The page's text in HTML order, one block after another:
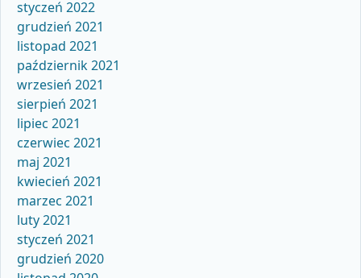
styczeń 2022
grudzień 2021
listopad 2021
październik 2021
wrzesień 2021
sierpień 2021
lipiec 2021
czerwiec 2021
maj 2021
kwiecień 2021
marzec 2021
luty 2021
styczeń 2021
grudzień 2020